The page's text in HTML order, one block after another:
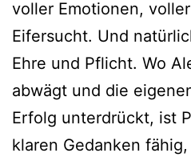
voller Emotionen,
Eifersucht. Und
Ehre und Pflicht. Wo
abwägt und die
Erfolg unterdrückt, ist
klaren Gedanken